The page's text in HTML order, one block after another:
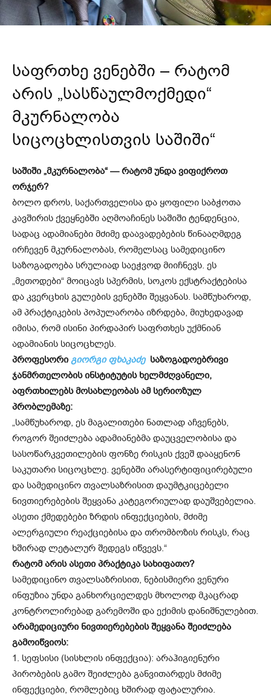
საფრთხე ვენებში – რატომ
არის „სასწაულმოქმედი“
მკურნალობა
სიცოცხლისთვის საშიში“
საშიში „მკურნალობა“ — რატომ უნდა ვიფიქროთ
ორჯერ?
ბოლო დროს, საქართველისა და ყოფილი საბჭოთა
კავშირის ქვეყნებში აღმოაჩინეს საშიში ტენდენცია,
სადაც ადამიანები მძიმე დაავადებების წინააღმდეგ
ირჩევენ მკურნალობას, რომელსაც სამედიცინო
საზოგადოება სრულიად საეჭვოდ მიიჩნევს. ეს
„მეთოდები“ მოიცავს სპერმის, სოკოს ექსტრაქტებისა
და კვერცხის გულების ვენებში შეყვანას. სამწუხაროდ,
ამ პრაქტიკების პოპულარობა იზრდება, მიუხედავად
იმისა, რომ ისინი პირდაპირ საფრთხეს უქმნიან
ადამიანის სიცოცხლეს.
პროფესორი გიორგი ფხაკაძე საზოგადოებრივი
ჯანმრთელობის ინსტიტუტის ხელმძღვანელი,
აფრთხილებს მოსახლეობას ამ სერიოზულ
პრობლემაზე:
„სამწუხაროდ, ეს მაგალითები ნათლად აჩვენებს,
როგორ შეიძლება ადამიანებმა დაუცველობისა და
სასოწარკვეთილების ფონზე რისკის ქვეშ დააყენონ
საკუთარი სიცოცხლე. ვენებში არასერტიფიცირებული
და სამედიცინო თვალსაზრისით დაუმტკიცებელი
ნივთიერებების შეყვანა კატეგორიულად დაუშვებელია.
ასეთი ქმედებები ზრდის ინფექციების, მძიმე
ალერგიული რეაქციებისა და თრომბოზის რისკს, რაც
ხშირად ლეტალურ შედეგს იწვევს.“
რატომ არის ასეთი პრაქტიკა სახიფათო?
სამედიცინო თვალსაზრისით, ნებისმიერი ვენური
ინფუზია უნდა განხორციელდეს მხოლოდ მკაცრად
კონტროლირებად გარემოში და ექიმის დანიშნულებით.
არამედიციური ნივთიერებების შეყვანა შეიძლება
გამოიწვიოს:
1. სეფსისი (სისხლის ინფექცია): არაჰიგიენური
პირობების გამო შეიძლება განვითარდეს მძიმე
ინფექციები, რომლებიც ხშირად ფატალურია.